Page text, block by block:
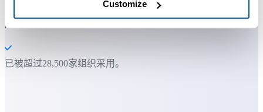
Customize
大多数用户都会先从几个工具开始。 很多用户后来都会每天使
用 ASAP Utilities。
已被超过28,500家组织采用。